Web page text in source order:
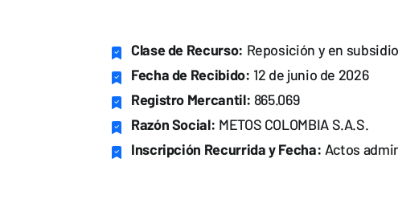
Clase de Recurso: Reposición y en
Fecha de Recibido: 12 de junio de 2026
Registro Mercantil: 865.069
Razón Social: METOS COLOMBIA S.A.S.
Inscripción Recurrida y Fecha: Actos